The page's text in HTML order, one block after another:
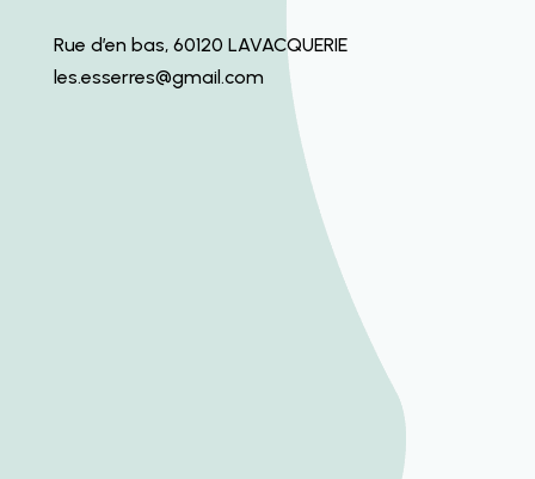
Rue d’en bas, 60120 LAVACQUERIE
les.esserres@gmail.com